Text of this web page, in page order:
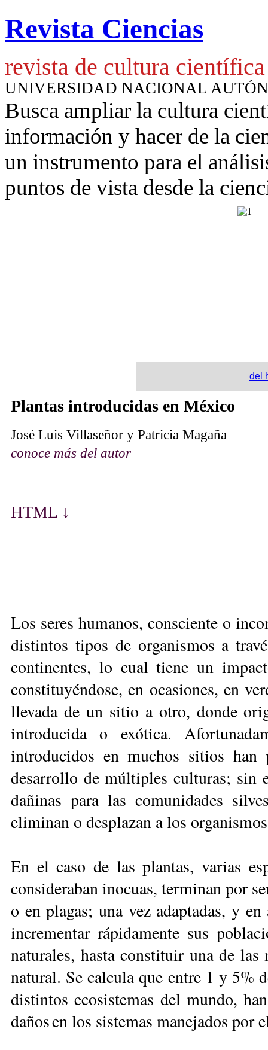
Revista Ciencias
revista de cultura científica
UNIVERSIDAD NACIONAL
Busca ampliar la cultura
información y hacer de la
un instrumento para el
puntos de vista desde la
del
Plantas introducidas en México
José Luis Villaseñor y Patricia Magaña
conoce más del autor
HTML ↓
Los seres humanos, consciente o
distintos tipos de organismos a
continentes, lo cual tiene un
constituyéndose, en ocasiones, en
llevada de un sitio a otro, donde
introducida o exótica.
introducidos en muchos sitios
desarrollo de múltiples culturas; sin
dañinas para las comunidades
eliminan o desplazan a los
En el caso de las plantas, varias
consideraban inocuas, terminan por
o en plagas; una vez adaptadas, y
incrementar rápidamente sus
naturales, hasta constituir una de las
natural. Se calcula que entre 1 y 5%
distintos ecosistemas del mundo,
da­ños en los sistemas manejados por